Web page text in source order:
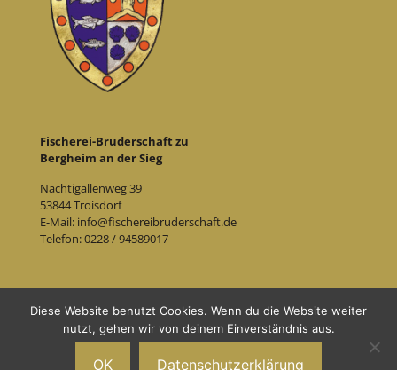
Fischerei-Bruderschaft zu
Bergheim an der Sieg
Nachtigallenweg 39
53844 Troisdorf
E-Mail: info@fischereibruderschaft.de
Telefon: 0228 / 94589017
Impressum
Datenschutz
© 2019 Fischereibruderschaft Bergheim/Sieg
Diese Website benutzt Cookies. Wenn du die Website weiter
nutzt, gehen wir von deinem Einverständnis aus.
OK Datenschutzerklärung